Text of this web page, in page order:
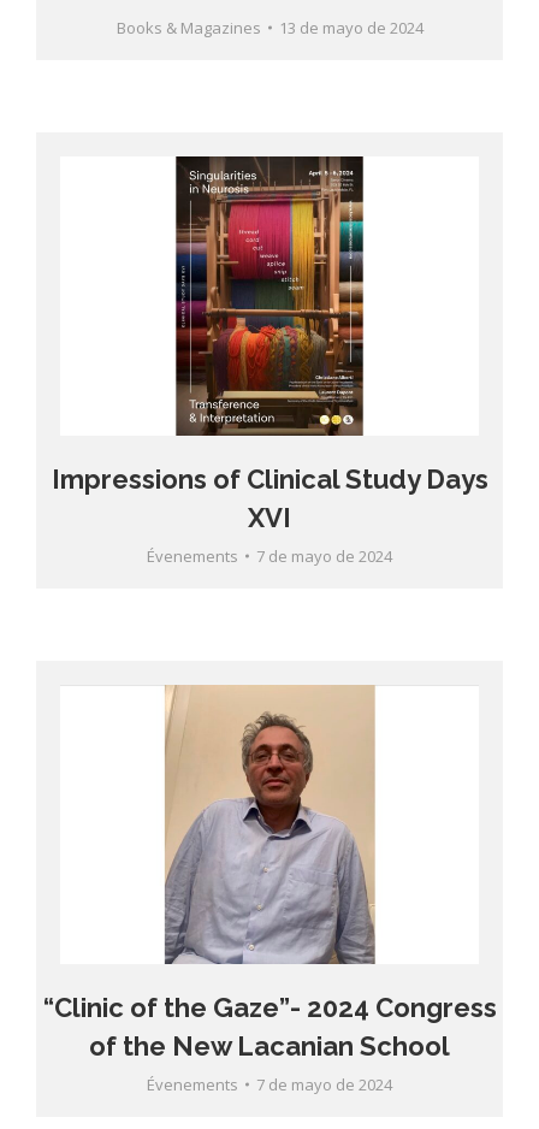
Books & Magazines 13 de mayo de 2024
Impressions of Clinical Study Days
XVI
Évenements 7 de mayo de 2024
“Clinic of the Gaze”- 2024 Congress
of the New Lacanian School
Évenements 7 de mayo de 2024